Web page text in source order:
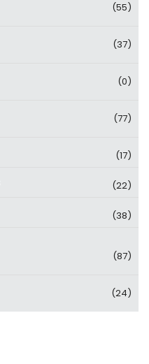
(55)
(37)
(0)
(77)
(17)
(22)
(38)
(87)
(24)